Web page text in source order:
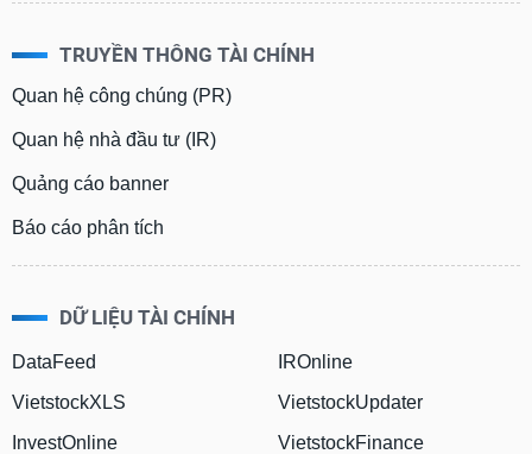
TRUYỀN THÔNG TÀI CHÍNH
Quan hệ công chúng (PR)
Quan hệ nhà đầu tư (IR)
Quảng cáo banner
Báo cáo phân tích
DỮ LIỆU TÀI CHÍNH
DataFeed
VietstockXLS
InvestOnline
IROnline
VietstockUpdater
VietstockFinance